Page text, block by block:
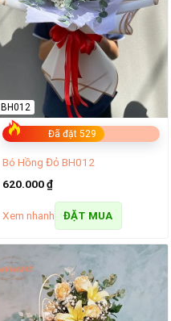
Đã đặt 529
BH012
Bó Hồng Đỏ BH012
620.000₫
Xem nhanh ĐẶT MUA